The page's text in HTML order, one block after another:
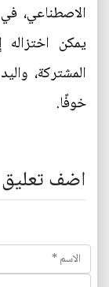
الاصطناعي،
يمكن اختزاله
المشتركة،
خوفًا.
اضف تعليق